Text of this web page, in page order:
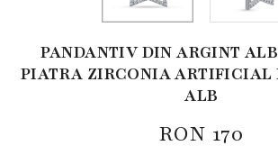
PANDANTIV DIN ARGINT
PIATRA ZIRCONIA ARTIFICIAL
ALB
RON 170